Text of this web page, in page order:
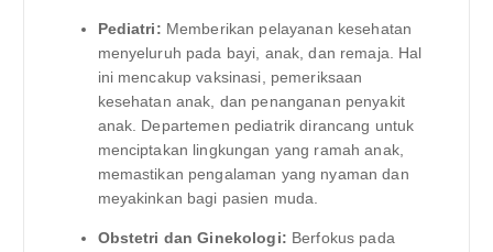
Pediatri: Memberikan pelayanan kesehatan
menyeluruh pada bayi, anak, dan remaja. Hal
ini mencakup vaksinasi, pemeriksaan
kesehatan anak, dan penanganan penyakit
anak. Departemen pediatrik dirancang untuk
menciptakan lingkungan yang ramah anak,
memastikan pengalaman yang nyaman dan
meyakinkan bagi pasien muda.
Obstetri dan Ginekologi: Berfokus pada